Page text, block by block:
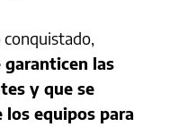
conquistado,
garanticen las
y que se
equipos para